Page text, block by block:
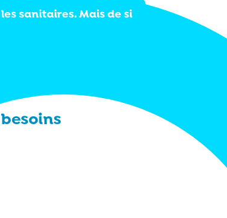
sanitaires. Mais de si